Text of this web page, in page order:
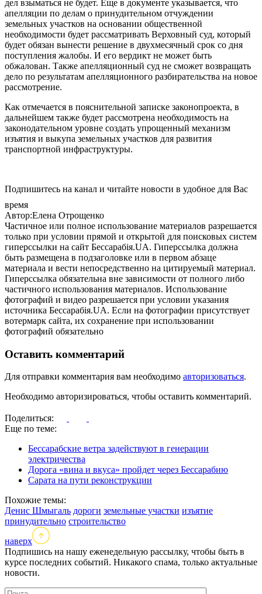
дел взыматься не будет. Еще в документе указывается, что
апелляции по делам о принудительном отчуждении
земельных участков на основании общественной
необходимости будет рассматривать Верховный суд, который
будет обязан вынести решение в двухмесячный срок со дня
поступления жалобы. И его вердикт не может быть
обжалован. Также апелляционный суд не сможет возвращать
дело по результатам апелляционного разбирательства на новое
рассмотрение.
Как отмечается в пояснительной записке законопроекта, в
дальнейшем также будет рассмотрена необходимость на
законодательном уровне создать упрощенный механизм
изъятия и выкупа земельных участков для развития
транспортной инфраструктуры.
Подпишитесь на канал и читайте новости в удобное для Вас
время
Автор:Елена Отрощенко
Частичное или полное использование материалов разрешается
только при условии прямой и открытой для поисковых систем
гиперссылки на сайт Бессарабія.UA. Гиперссылка должна
быть размещена в подзаголовке или в первом абзаце
материала и вести непосредственно на цитируемый материал.
Гиперссылка обязательна вне зависимости от полного либо
частичного использования материалов. Использование
фотографий и видео разрешается при условии указания
источника Бессарабія.UA. Если на фотографии присутствует
вотермарк сайта, их сохранение при использовании
фотографий обязательно
Оставить комментарий
Для отправки комментария вам необходимо авторизоваться.
Необходимо авторизироваться, чтобы оставить комментарий.
Поделиться:
Еще по теме:
Бессарабские ветра задействуют в генерации
электричества
Дорога «вина и вкуса» пройдет через Бессарабию
Сарата на пути реконструкции
Похожие темы:
Денис Шмыгаль дороги земельные участки изъятие
принудительно строительство
наверх
Подпишись на нашу еженедельную рассылку, чтобы быть в
курсе последних событий. Никакого спама, только актуальные
новости.